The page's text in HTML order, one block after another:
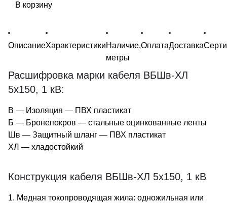
В корзину
ОписаниеХарактеристикиНаличие,
метры
ОплатаДоставка
Расшифровка марки кабеля ВБШв-ХЛ
5х150, 1 кВ:
В — Изоляция — ПВХ пластикат
Б — Бронепокров — стальные оцинкованные ленты
Шв — Защитный шланг — ПВХ пластикат
ХЛ — хладостойкий
Конструкция кабеля ВБШв-ХЛ 5х150, 1 кВ
1. Медная токопроводящая жила: одножильная или